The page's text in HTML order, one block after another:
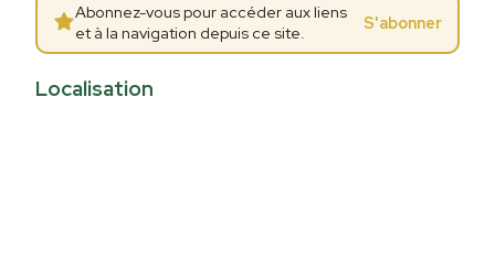
Abonnez-vous pour accéder aux liens
et à la navigation depuis ce site.
S'abonner
Localisation